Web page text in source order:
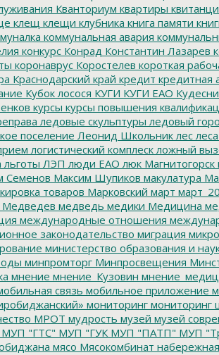
Кванториум квартиры
клещ клещи клубника книга памяти
коммунальная авария
конкурс Конрад Константин Лазарев
коронаврус Коростелев короткая
Краснодарский край кредит кредитная
Кубок лосося КУГИ КУГИ ЕАО
курсы курсы повышения
ледовые скульптуры ледовый
поселение Леонид Школьник лес леса
логистический комплеск ложный
льготы ЛЭП люди ЕАО люк Магнитогорск
Семенов Максим Шупиков макулатура
товаров Марковский март
Медведев медведь медики Медицина
международные отношения
законодательство миграция
министерство образования и
минпромторг Минпросвещения
мнение мнение_Кузовин
связь мобильное приложение
мониторинг мониторинг
МРОТ мудрость музей музей
МУП "ГТС" МУП "ГУК МУП "ПАТП" МУП
мясо Мясокомбинат набережная